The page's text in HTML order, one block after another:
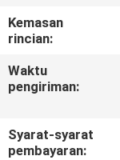
KONTROL
KAMI
Kemasan
rincian:
Waktu
pengiriman:
Syarat-syarat
pembayaran: